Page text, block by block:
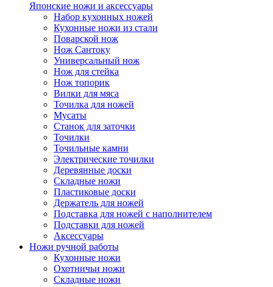
Японские ножи и аксессуары
Набор кухонных ножей
Кухонные ножи из стали
Поварской нож
Нож Сантоку
Универсальный нож
Нож для стейка
Нож топорик
Вилки для мяса
Точилка для ножей
Мусаты
Станок для заточки
Точилки
Точильные камни
Электрические точилки
Деревянные доски
Складные ножи
Пластиковые доски
Держатель для ножей
Подставка для ножей с наполнителем
Подставки для ножей
Аксессуары
Ножи ручной работы
Кухонные ножи
Охотничьи ножи
Складные ножи